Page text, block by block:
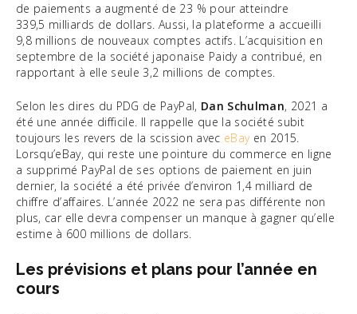
de paiements a augmenté de 23 % pour atteindre
339,5 milliards de dollars. Aussi, la plateforme a accueilli
9,8 millions de nouveaux comptes actifs. L’acquisition en
septembre de la société japonaise Paidy a contribué, en
rapportant à elle seule 3,2 millions de comptes.
Selon les dires du PDG de PayPal, Dan Schulman, 2021 a
été une année difficile. Il rappelle que la société subit
toujours les revers de la scission avec eBayen 2015.
Lorsqu’eBay, qui reste une pointure du commerce en ligne
a supprimé PayPal de ses options de paiement en juin
dernier, la société a été privée d’environ 1,4 milliard de
chiffre d’affaires. L’année 2022 ne sera pas différente non
plus, car elle devra compenser un manque à gagner qu’elle
estime à 600 millions de dollars.
Les prévisions et plans pour l’année en
cours